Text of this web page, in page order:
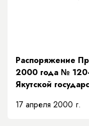
Распоряжение
2000 года №
Якутской
квартирного
17 апреля 2000 г.